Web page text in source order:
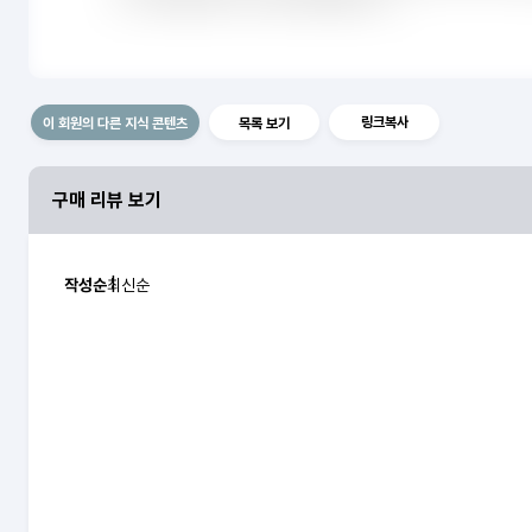
이 회원의 다른 지식 콘텐츠 목록 보기 링크복사
구매 리뷰 보기
작성순최신순